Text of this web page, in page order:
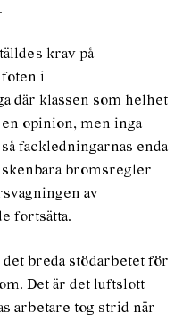
krav på
foten i
där klassen som helhet
opinion, men inga
fackledningarnas enda
bromsregler
av
fortsätta.
breda stödarbetet för
Det är det luftslott
arbetare tog strid när